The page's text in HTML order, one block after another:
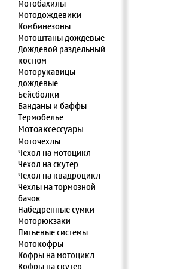
Мотобахилы
Мотодождевики
Комбинезоны
Мотоштаны дождевые
Дождевой раздельный
костюм
Моторукавицы
дождевые
Бейсболки
Банданы и баффы
Термобелье
Мотоаксессуары
Моточехлы
Чехол на мотоцикл
Чехол на скутер
Чехол на квадроцикл
Чехлы на тормозной
бачок
Набедренные сумки
Моторюкзаки
Питьевые системы
Мотокофры
Кофры на мотоцикл